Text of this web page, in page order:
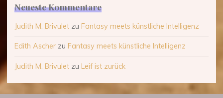
Neueste Kommentare
Judith M. Brivuletzu Fantasy meets künstliche Intelligenz
Edith Ascherzu Fantasy meets künstliche Intelligenz
Judith M. Brivuletzu Leif ist zurück